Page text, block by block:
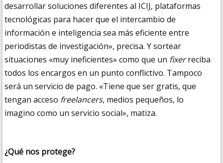
desarrollar soluciones diferentes al ICIJ, plataformas
tecnológicas para hacer que el intercambio de
información e inteligencia sea más eficiente entre
periodistas de investigación», precisa. Y sortear
situaciones «muy ineficientes» como que un fixerreciba
todos los encargos en un punto conflictivo. Tampoco
será un servicio de pago. «Tiene que ser gratis, que
tengan acceso freelancers, medios pequeños, lo
imagino como un servicio social», matiza.
¿Qué nos protege?